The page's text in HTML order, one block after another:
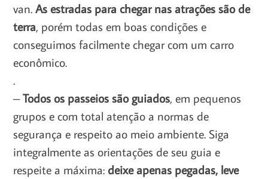
van.As estradas para chegar nas atrações são de
terra, porém todas em boas condições e
conseguimos facilmente chegar com um carro
econômico.
.
–Todos os passeios são guiados, em pequenos
grupos e com total atenção a normas de
segurança e respeito ao meio ambiente. Siga
integralmente as orientações de seu guia e
respeite a máxima: deixe apenas pegadas, leve